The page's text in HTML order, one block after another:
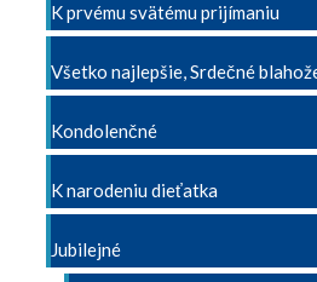
K prvému svätému prijímaniu
Všetko najlepšie, Srdečné
Kondolenčné
K narodeniu dieťatka
Jubilejné